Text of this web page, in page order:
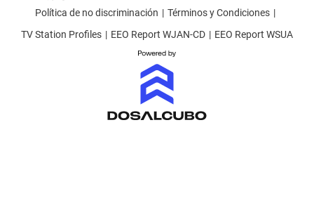
Política de no discriminación
Términos y Condiciones
TV Station Profiles
EEO Report WJAN-CD EEO Report WSUA